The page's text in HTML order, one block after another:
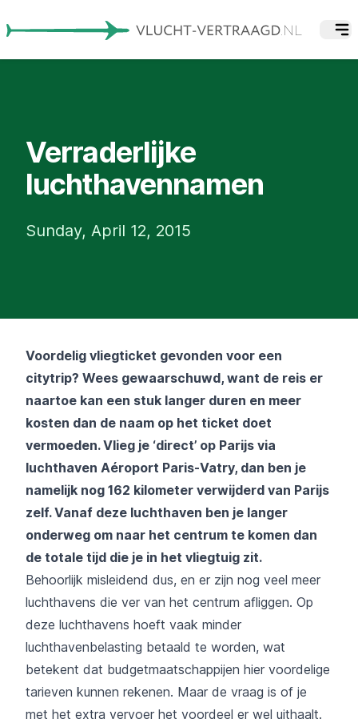
Verraderlijke
luchthavennamen
Sunday, April 12, 2015
Voordelig vliegticket gevonden voor een
citytrip? Wees gewaarschuwd, want de reis er
naartoe kan een stuk langer duren en meer
kosten dan de naam op het ticket doet
vermoeden. Vlieg je ‘direct’ op Parijs via
luchthaven Aéroport Paris-Vatry, dan ben je
namelijk nog 162 kilometer verwijderd van Parijs
zelf. Vanaf deze luchthaven ben je langer
onderweg om naar het centrum te komen dan
de totale tijd die je in het vliegtuig zit.
Behoorlijk misleidend dus, en er zijn nog veel meer
luchthavens die ver van het centrum afliggen. Op
deze luchthavens hoeft vaak minder
luchthavenbelasting betaald te worden, wat
betekent dat budgetmaatschappijen hier voordelige
tarieven kunnen rekenen. Maar de vraag is of je
met het extra vervoer het voordeel er wel uithaalt.